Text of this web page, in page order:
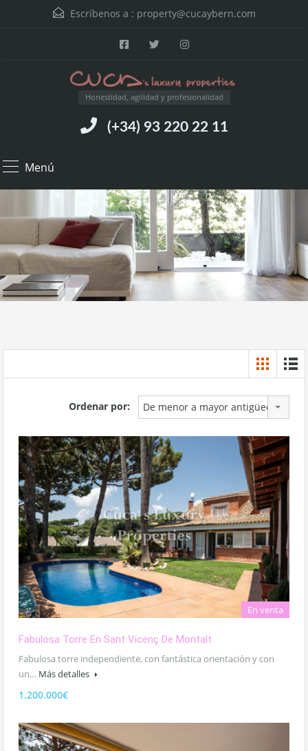
Escríbenos a : property@cucaybern.com
Honestidad, agilidad y profesionalidad
(+34) 93 220 22 11
Menú
Ordenar por: De menor a mayor antigüedad
En venta
Fabulosa Torre En Sant Vicenç De Montalt
Fabulosa torre independiente, con fantástica orientación y con
un… Más detalles
1.200.000€